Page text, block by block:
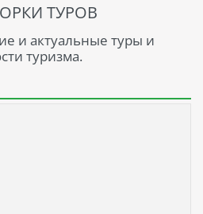
ТУРОВ
и актуальные туры и
туризма.